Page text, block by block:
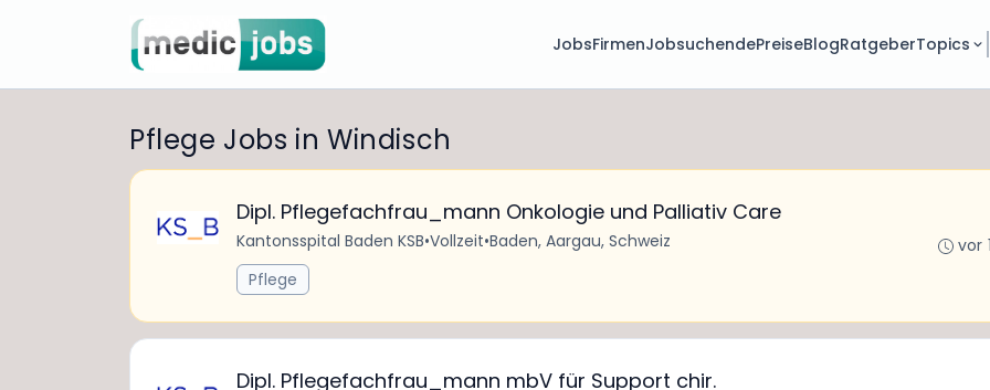
JobsFirmenJobsuchendePreiseBlogRatgeberTopics
Pflege Jobs in Windisch
Dipl. Pflegefachfrau_mann Onkologie und Palliativ Care
Kantonsspital Baden KSB•Vollzeit•Baden, Aargau, Schweiz
Pflege
vor
Dipl. Pflegefachfrau_mann mbV für Support chir.